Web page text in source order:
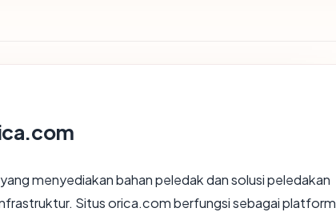
menyediakan bahan peledak dan solusi peledakan
Situs orica.com berfungsi sebagai platform